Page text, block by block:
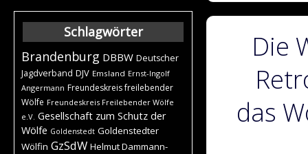
Schlagwörter
Brandenburg DBBW Deutscher
Jagdverband DJV Emsland Ernst-Ingolf
Angermann Freundeskreis freilebender
Wölfe Freundeskreis Freilebender Wölfe
e.V. Gesellschaft zum Schutz der
Wölfe Goldenstedt Goldenstedter
Wölfin GzSdW Helmut Dammann-
Die
das